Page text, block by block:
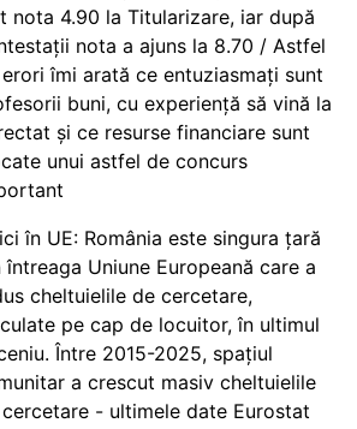
nota 4.90 la Titularizare, iar după
nota a ajuns la 8.70 / Astfel
îmi arată ce entuziasmați sunt
buni, cu experiență să vină la
și ce resurse financiare sunt
unui astfel de concurs
în UE: România este singura țară
întreaga Uniune Europeană care a
cheltuielile de cercetare,
pe cap de locuitor, în ultimul
Între 2015-2025, spațiul
a crescut masiv cheltuielile
- ultimele date Eurostat